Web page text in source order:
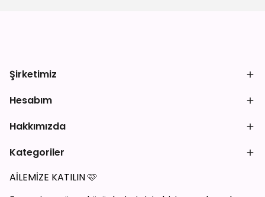
Şirketimiz
Hesabım
Hakkımızda
Kategoriler
AİLEMİZE KATILIN🩷